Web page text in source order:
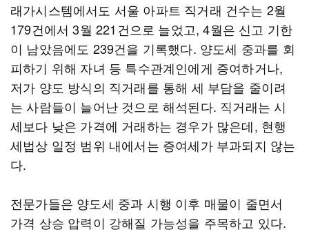
래가시스템에서도 서울 아파트 직거래 건수는 2월
179건에서 3월 221건으로 늘었고, 4월은 신고 기한
이 남았음에도 239건을 기록했다. 양도세 중과를 회
피하기 위해 자녀 등 특수관계인에게 증여하거나,
저가 양도 방식의 직거래를 통해 세 부담을 줄이려
는 사람들이 늘어난 것으로 해석된다. 직거래는 시
세보다 낮은 가격에 거래하는 경우가 많은데, 현행
세법상 일정 범위 내에서는 증여세가 부과되지 않는
다.
전문가들은 양도세 중과 시행 이후 매물이 줄면서
가격 상승 압력이 강해질 가능성을 주목하고 있다.